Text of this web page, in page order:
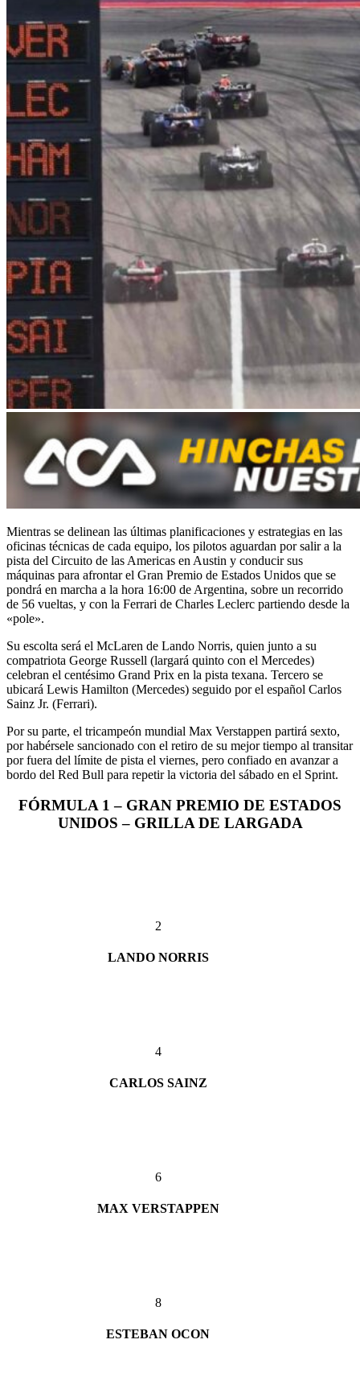
Mientras se delinean las últimas planificaciones y estrategias en las
oficinas técnicas de cada equipo, los pilotos aguardan por salir a la
pista del Circuito de las Americas en Austin y conducir sus
máquinas para afrontar el Gran Premio de Estados Unidos que se
pondrá en marcha a la hora 16:00 de Argentina, sobre un recorrido
de 56 vueltas, y con la Ferrari de Charles Leclerc partiendo desde la
«pole».
Su escolta será el McLaren de Lando Norris, quien junto a su
compatriota George Russell (largará quinto con el Mercedes)
celebran el centésimo Grand Prix en la pista texana. Tercero se
ubicará Lewis Hamilton (Mercedes) seguido por el español Carlos
Sainz Jr. (Ferrari).
Por su parte, el tricampeón mundial Max Verstappen partirá sexto,
por habérsele sancionado con el retiro de su mejor tiempo al transitar
por fuera del límite de pista el viernes, pero confiado en avanzar a
bordo del Red Bull para repetir la victoria del sábado en el Sprint.
FÓRMULA 1 – GRAN PREMIO DE ESTADOS
UNIDOS – GRILLA DE LARGADA
2
LANDO NORRIS
4
CARLOS SAINZ
6
MAX VERSTAPPEN
8
ESTEBAN OCON